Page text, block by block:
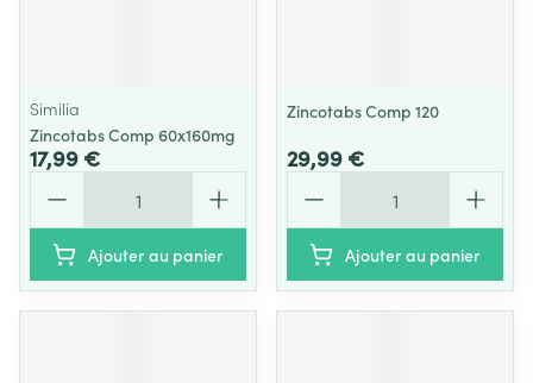
Similia
Zincotabs Comp 60x160mg
17,99 €
Ajouter au panier
Zincotabs Comp 120
29,99 €
Ajouter au panier